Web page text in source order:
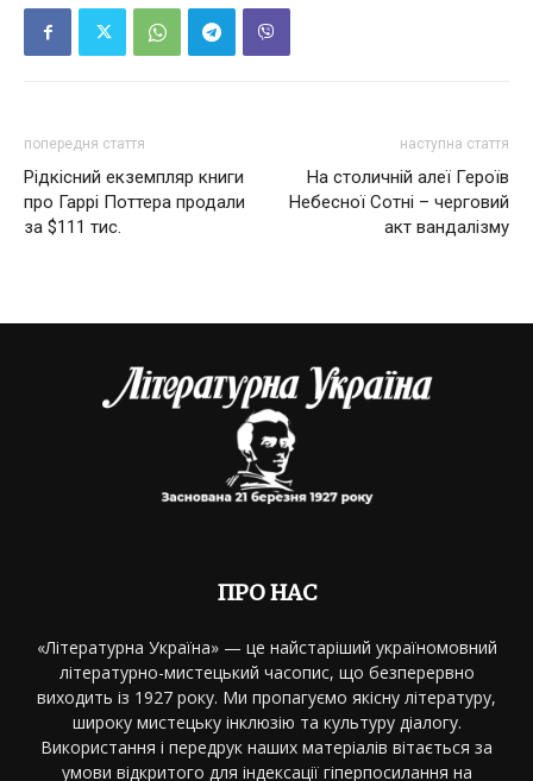
попередня стаття
Рідкісний екземпляр книги
про Гаррі Поттера продали
за $111 тис.
наступна стаття
На столичній алеї Героїв
Небесної Сотні – черговий
акт вандалізму
ПРО НАС
«Літературна Україна» — це найстаріший україномовний
літературно-мистецький часопис, що безперервно
виходить із 1927 року. Ми пропагуємо якісну літературу,
широку мистецьку інклюзію та культуру діалогу.
Використання і передрук наших матеріалів вітається за
умови відкритого для індексації гіперпосилання на